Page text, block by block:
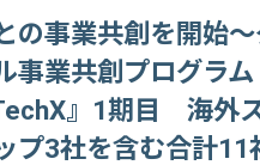
の事業共創を開始
事業共創プログラム
』1期目 海外
プ3社を含む合計11